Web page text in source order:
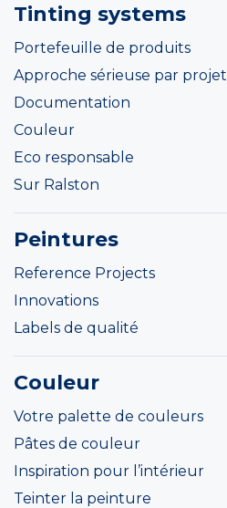
Tinting systems
Portefeuille de produits
Approche sérieuse par projet
Documentation
Couleur
Eco responsable
Sur Ralston
Peintures
Reference Projects
Innovations
Labels de qualité
Couleur
Votre palette de couleurs
Pâtes de couleur
Inspiration pour l’intérieur
Teinter la peinture